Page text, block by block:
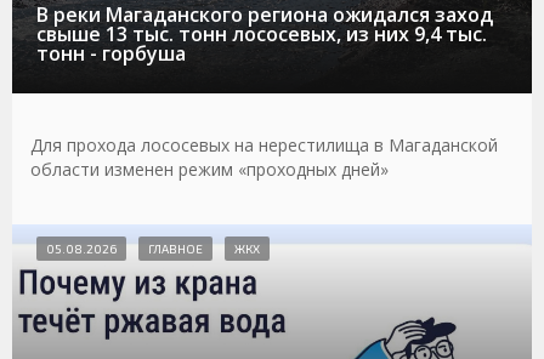
В реки Магаданского региона ожидался заход
свыше 13 тыс. тонн лососевых, из них 9,4 тыс.
тонн - горбуша
Для прохода лососевых на нерестилища в Магаданской
области изменен режим «проходных дней»
05.08.2026 ГЛАВНОЕ ЖКХ